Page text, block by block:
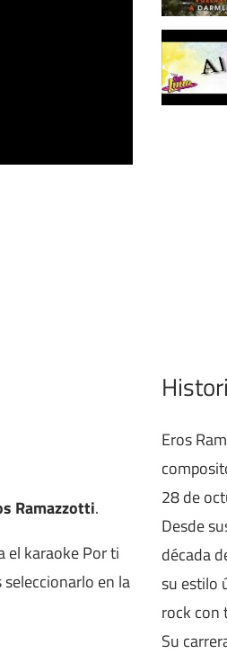
Ramazzotti.
el karaoke Por ti
en la
Eros
28 de
Desde
década
su estilo
rock con
Su